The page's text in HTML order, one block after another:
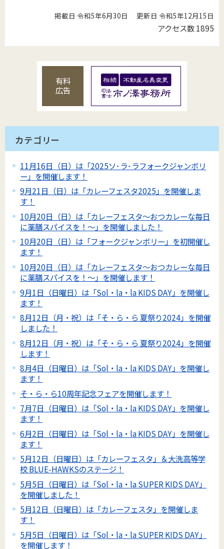
掲載日 令和5年6月30日 更新日 令和5年12月15日
アクセス数1895
有料
広告
カテゴリー
11月16日（日）は「2025ソ･ラ･ラフォークジャンボリ
ー」を開催します！
9月21日（日）は「カレーフェスタ2025」を開催しま
す！
10月20日（日）は「カレーフェスタ～おつカレーな毎日
に薬膳スパイスを！～」を開催しました！
10月20日（日）は「フォークジャンボリー」を初開催し
ます！
10月20日（日）は「カレーフェスタ～おつカレーな毎日
に薬膳スパイスを！～」を開催します！
9月1日（日曜日）は「Sol・la・la KIDS DAY」を開催し
ます！
8月12日（月・祝）は「そ・ら・ら 夏祭り2024」を開催
しました！
8月12日（月・祝）は「そ・ら・ら 夏祭り2024」を開催
します！
8月4日（日曜日）は「Sol・la・la KIDS DAY」を開催し
ます！
そ・ら・ら10周年記念フェアを開催します！
7月7日（日曜日）は「Sol・la・la KIDS DAY」を開催し
ます！
6月2日（日曜日）は「Sol・la・la KIDS DAY」を開催し
ます！
5月12日（日曜日）は「カレーフェスタ」＆大洗高等学
校 BLUE-HAWKSのステージ！
5月5日（日曜日）は「Sol・la・la SUPER KIDS DAY」
を開催しました！
5月12日（日曜日）は「カレーフェスタ」を開催しま
す！
5月5日（日曜日）は「Sol・la・la SUPER KIDS DAY」
を開催します！